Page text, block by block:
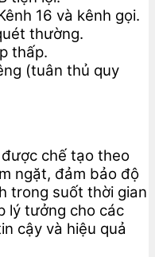
16 và kênh gọi.
thường.
thấp.
(tuân thủ quy
chế tạo theo
ngặt, đảm bảo độ
trong suốt thời gian
lý tưởng cho các
cậy và hiệu quả